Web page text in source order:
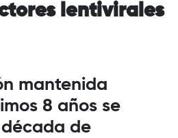
lentivirales
mantenida
8 años se
de